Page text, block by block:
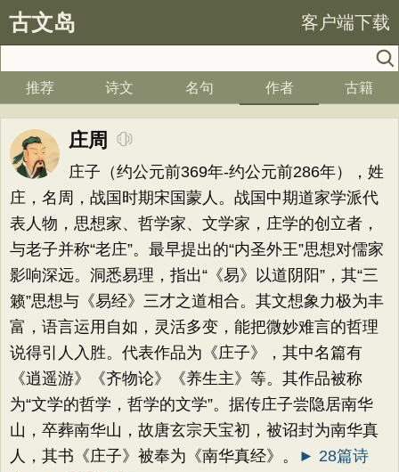
古文岛 客户端下载
推荐 诗文 名句 作者 古籍
庄周
庄子（约公元前369年-约公元前286年），姓
庄，名周，战国时期宋国蒙人。战国中期道家学派代
表人物，思想家、哲学家、文学家，庄学的创立者，
与老子并称“老庄”。最早提出的“内圣外王”思想对儒家
影响深远。洞悉易理，指出“《易》以道阴阳”，其“三
籁”思想与《易经》三才之道相合。其文想象力极为丰
富，语言运用自如，灵活多变，能把微妙难言的哲理
说得引人入胜。代表作品为《庄子》，其中名篇有
《逍遥游》《齐物论》《养生主》等。其作品被称
为“文学的哲学，哲学的文学”。据传庄子尝隐居南华
山，卒葬南华山，故唐玄宗天宝初，被诏封为南华真
人，其书《庄子》被奉为《南华真经》。
► 28篇诗